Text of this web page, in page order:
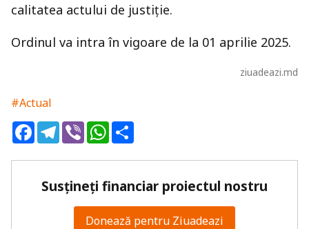
calitatea actului de justiție.
Ordinul va intra în vigoare de la 01 aprilie 2025.
ziuadeazi.md
#Actual
FacebookTelegram
ViberWhatsApp
Susțineți financiar proiectul nostru
Donează pentru Ziuadeazi